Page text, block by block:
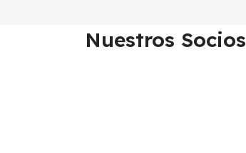
Nuestros Socios